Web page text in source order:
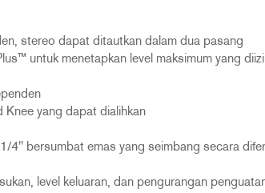
stereo dapat ditautkan dalam dua pasang
untuk menetapkan level maksimum yang
yang dapat dialihkan
4" bersumbat emas yang seimbang secara
level keluaran, dan pengurangan